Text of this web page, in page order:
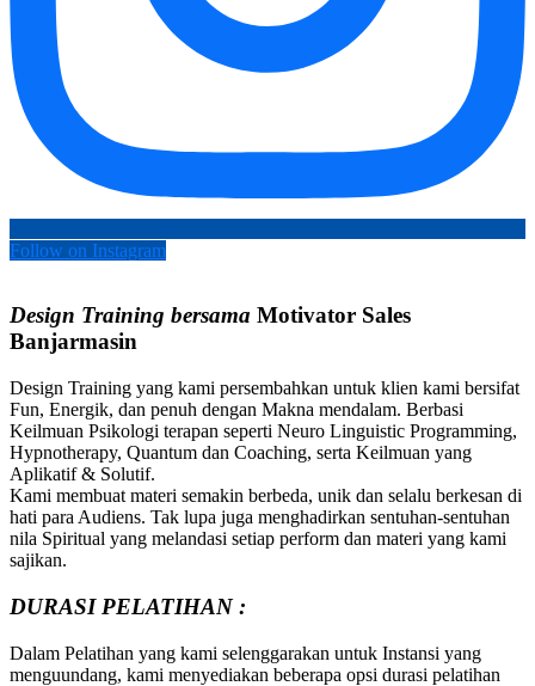
Follow on Instagram
Design Training bersama Motivator Sales
Banjarmasin
Design Training yang kami persembahkan untuk klien kami bersifat
Fun, Energik, dan penuh dengan Makna mendalam. Berbasi
Keilmuan Psikologi terapan seperti Neuro Linguistic Programming,
Hypnotherapy, Quantum dan Coaching, serta Keilmuan yang
Aplikatif & Solutif.
Kami membuat materi semakin berbeda, unik dan selalu berkesan di
hati para Audiens. Tak lupa juga menghadirkan sentuhan-sentuhan
nila Spiritual yang melandasi setiap perform dan materi yang kami
sajikan.
DURASI PELATIHAN :
Dalam Pelatihan yang kami selenggarakan untuk Instansi yang
menguundang, kami menyediakan beberapa opsi durasi pelatihan